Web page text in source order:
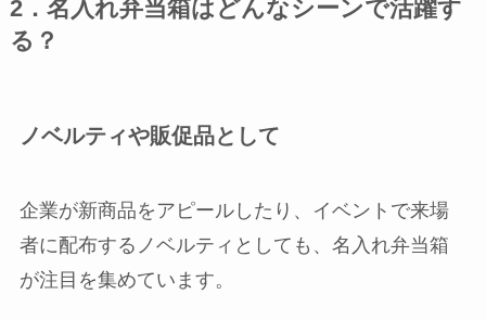
2．名入れ弁当箱はどんなシーンで活躍す
る？
ノベルティや販促品として
企業が新商品をアピールしたり、イベントで来場
者に配布するノベルティとしても、名入れ弁当箱
が注目を集めています。